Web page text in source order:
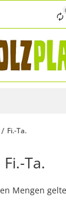
Fi.-Ta.
Fi.-Ta.
Mengen